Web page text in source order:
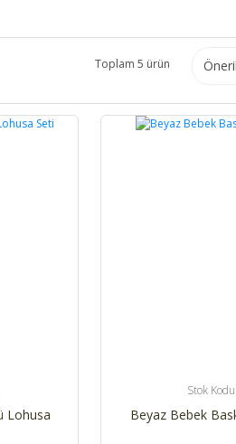
Toplam 5 ürün
Lohusa
Stok
Beyaz Bebek